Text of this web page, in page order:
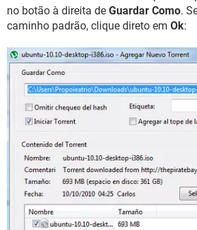
no botão à direita de Guardar Como.
caminho padrão, clique direto em Ok: